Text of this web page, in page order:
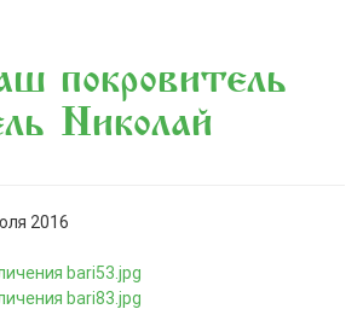
покровитель
Николай
2016